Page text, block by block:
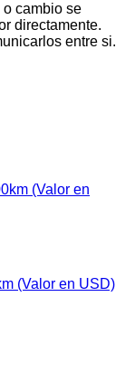
cambio se
directamente.
entre si.
(Valor en USD)